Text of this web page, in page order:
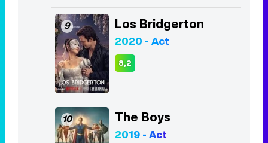
9 Los Bridgerton
2020 - Act
8,2
10 The Boys
2019 - Act